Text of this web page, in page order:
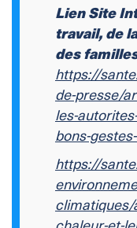
Lien Site
travail, de
des
https://
de-presse/
les-
bons-
https://